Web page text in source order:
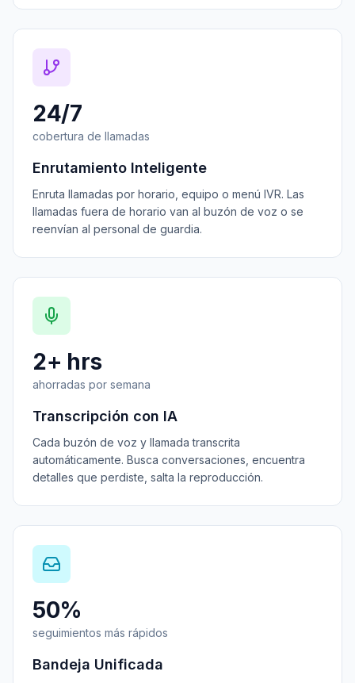
24/7
cobertura de llamadas
Enrutamiento Inteligente
Enruta llamadas por horario, equipo o menú IVR. Las
llamadas fuera de horario van al buzón de voz o se
reenvían al personal de guardia.
2+ hrs
ahorradas por semana
Transcripción con IA
Cada buzón de voz y llamada transcrita
automáticamente. Busca conversaciones, encuentra
detalles que perdiste, salta la reproducción.
50%
seguimientos más rápidos
Bandeja Unificada